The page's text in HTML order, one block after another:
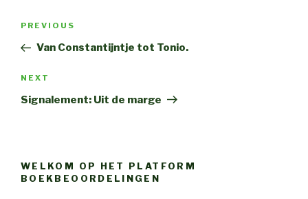
Post
Previous
Post
PREVIOUS
Van Constantijntje tot Tonio.
Next
Post
NEXT
Signalement: Uit de marge
WELKOM OP HET PLATFORM
BOEKBEOORDELINGEN